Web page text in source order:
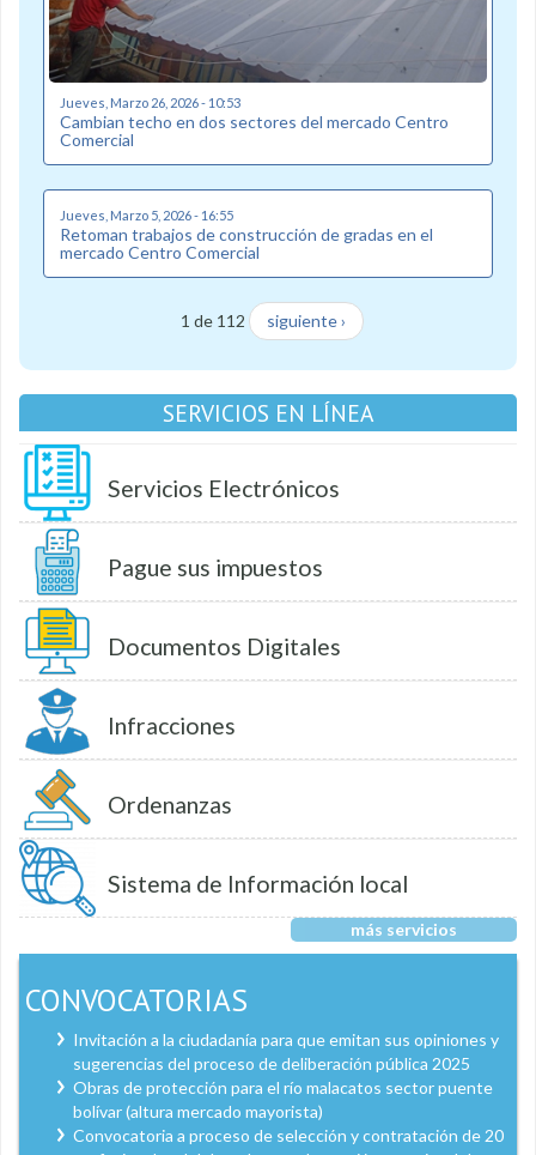
Jueves, Marzo 26, 2026 - 10:53
Cambian techo en dos sectores del mercado Centro
Comercial
Jueves, Marzo 5, 2026 - 16:55
Retoman trabajos de construcción de gradas en el
mercado Centro Comercial
1 de 112 siguiente ›
SERVICIOS EN LÍNEA
Servicios Electrónicos
Pague sus impuestos
Documentos Digitales
Infracciones
Ordenanzas
Sistema de Información local
más servicios
CONVOCATORIAS
Invitación a la ciudadanía para que emitan sus opiniones y
sugerencias del proceso de deliberación pública 2025
Obras de protección para el río malacatos sector puente
bolívar (altura mercado mayorista)
Convocatoria a proceso de selección y contratación de 20